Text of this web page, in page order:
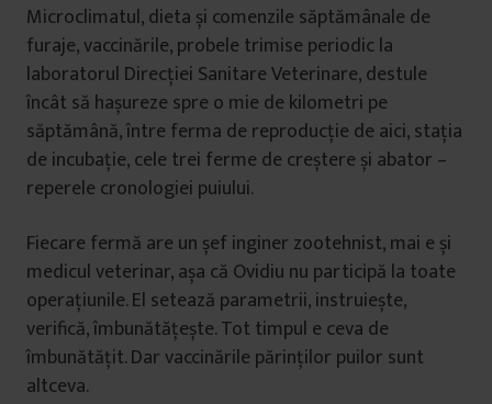
Microclimatul, dieta și comenzile săptămânale de
furaje, vaccinările, probele trimise periodic la
laboratorul Direcției Sanitare Veterinare, destule
încât să hașureze spre o mie de kilometri pe
săptămână, între ferma de reproducție de aici, stația
de incubație, cele trei ferme de creștere și abator –
reperele cronologiei puiului.
Fiecare fermă are un șef inginer zootehnist, mai e și
medicul veterinar, așa că Ovidiu nu participă la toate
operațiunile. El setează parametrii, instruiește,
verifică, îmbunătățește. Tot timpul e ceva de
îmbunătățit. Dar vaccinările părinților puilor sunt
altceva.